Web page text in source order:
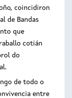
coincidiron
de Bandas
que
cotián
do
de todo o
entre